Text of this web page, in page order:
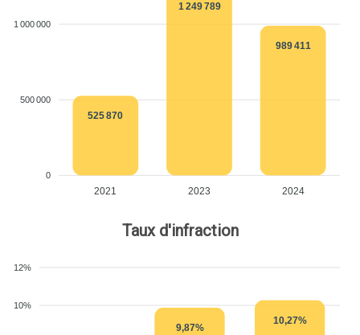
1 000 000
500 000
0
525 870
1 249 789
989 411
2021 2023 2024
Taux d'infraction
12%
10%
9,87%
10,27%